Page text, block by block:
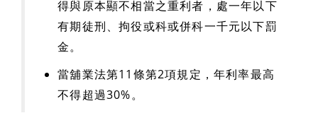
得與原本顯不相當之重利者，處一年以下
有期徒刑、拘役或科或併科一千元以下罰
金。
當舖業法第11條第2項規定，年利率最高
不得超過30%。